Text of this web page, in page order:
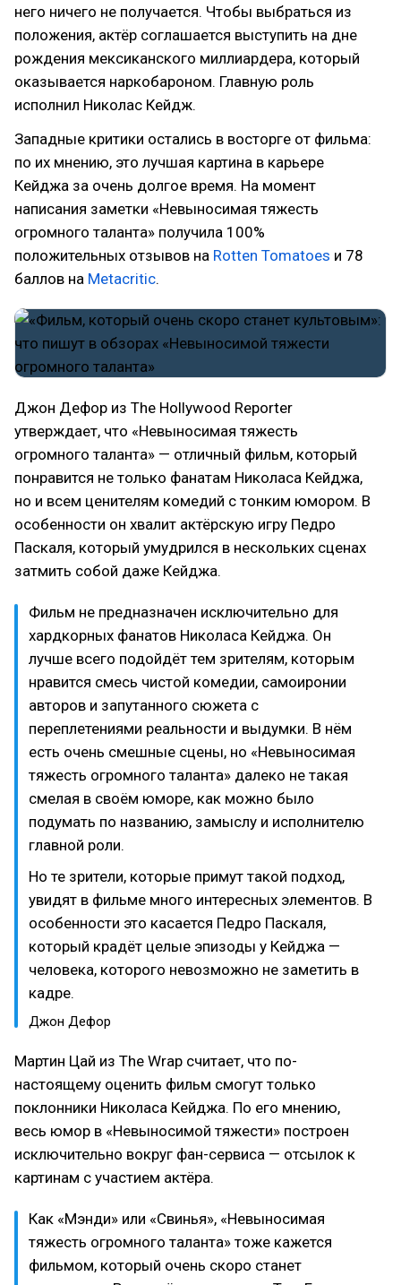
него ничего не получается. Чтобы выбраться из
положения, актёр соглашается выступить на дне
рождения мексиканского миллиардера, который
оказывается наркобароном. Главную роль
исполнил Николас Кейдж.
Западные критики остались в восторге от фильма:
по их мнению, это лучшая картина в карьере
Кейджа за очень долгое время. На момент
написания заметки «Невыносимая тяжесть
огромного таланта» получила 100%
положительных отзывов на Rotten Tomatoes и 78
баллов на Metacritic.
Джон Дефор из The Hollywood Reporter
утверждает, что «Невыносимая тяжесть
огромного таланта» — отличный фильм, который
понравится не только фанатам Николаса Кейджа,
но и всем ценителям комедий с тонким юмором. В
особенности он хвалит актёрскую игру Педро
Паскаля, который умудрился в нескольких сценах
затмить собой даже Кейджа.
Фильм не предназначен исключительно для
хардкорных фанатов Николаса Кейджа. Он
лучше всего подойдёт тем зрителям, которым
нравится смесь чистой комедии, самоиронии
авторов и запутанного сюжета с
переплетениями реальности и выдумки. В нём
есть очень смешные сцены, но «Невыносимая
тяжесть огромного таланта» далеко не такая
смелая в своём юморе, как можно было
подумать по названию, замыслу и исполнителю
главной роли.
Но те зрители, которые примут такой подход,
увидят в фильме много интересных элементов. В
особенности это касается Педро Паскаля,
который крадёт целые эпизоды у Кейджа —
человека, которого невозможно не заметить в
кадре.
Джон Дефор
Мартин Цай из The Wrap считает, что по-
настоящему оценить фильм смогут только
поклонники Николаса Кейджа. По его мнению,
весь юмор в «Невыносимой тяжести» построен
исключительно вокруг фан-сервиса — отсылок к
картинам с участием актёра.
Как «Мэнди» или «Свинья», «Невыносимая
тяжесть огромного таланта» тоже кажется
фильмом, который очень скоро станет